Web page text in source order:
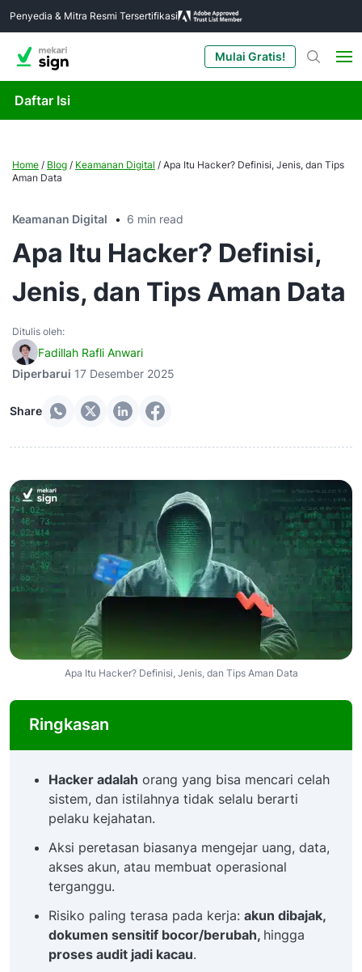
Penyedia & Mitra Resmi Tersertifikasi
Mulai Gratis!
Daftar Isi
Home / Blog / Keamanan Digital / Apa Itu Hacker? Definisi, Jenis, dan Tips
Aman Data
Keamanan Digital 6 min read
Apa Itu Hacker? Definisi,
Jenis, dan Tips Aman Data
Ditulis oleh:
Fadillah Rafli Anwari
Diperbarui 17 Desember 2025
Share
Apa Itu Hacker? Definisi, Jenis, dan Tips Aman Data
Ringkasan
Hacker adalah orang yang bisa mencari celah
sistem, dan istilahnya tidak selalu berarti
pelaku kejahatan.
Aksi peretasan biasanya mengejar uang, data,
akses akun, atau membuat operasional
terganggu.
Risiko paling terasa pada kerja: akun dibajak,
dokumen sensitif bocor/berubah, hingga
proses audit jadi kacau.